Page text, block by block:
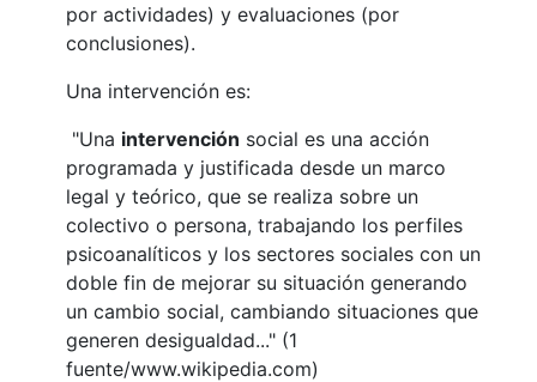
por actividades) y evaluaciones (por
conclusiones).
Una intervención es:
"Una intervención social es una acción
programada y justificada desde un marco
legal y teórico, que se realiza sobre un
colectivo o persona, trabajando los perfiles
psicoanalíticos y los sectores sociales con un
doble fin de mejorar su situación generando
un cambio social, cambiando situaciones que
generen desigualdad..." (1
fuente/www.wikipedia.com)